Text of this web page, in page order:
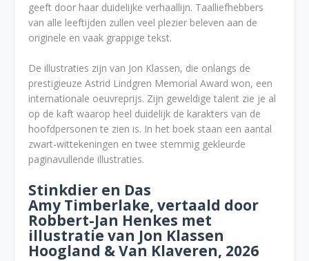
geeft door haar duidelijke verhaallijn. Taalliefhebbers
van alle leeftijden zullen veel plezier beleven aan de
originele en vaak grappige tekst.
De illustraties zijn van Jon Klassen, die onlangs de
prestigieuze Astrid Lindgren Memorial Award won, een
internationale oeuvreprijs. Zijn geweldige talent zie je al
op de kaft waarop heel duidelijk de karakters van de
hoofdpersonen te zien is. In het boek staan een aantal
zwart-wittekeningen en twee stemmig gekleurde
paginavullende illustraties.
Stinkdier en Das
Amy Timberlake, vertaald door
Robbert-Jan Henkes met
illustratie van Jon Klassen
Hoogland & Van Klaveren, 2026